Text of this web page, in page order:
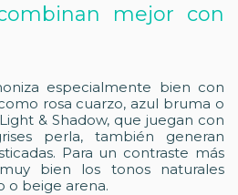
mejor con
especialmente bien con
rosa cuarzo, azul bruma o
& Shadow, que juegan con
perla, también generan
Para un contraste más
bien los tonos naturales
o beige arena.